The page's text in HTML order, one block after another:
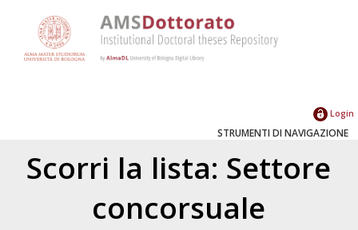
Login
STRUMENTI DI NAVIGAZIONE
Scorri la lista: Settore
concorsuale